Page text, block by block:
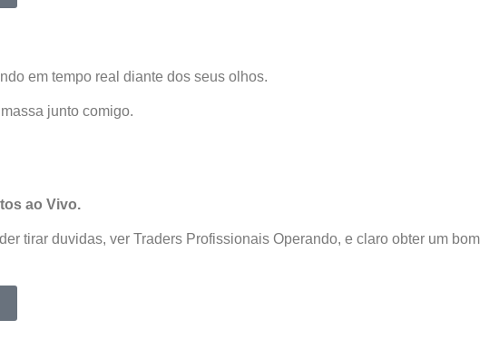
em tempo real diante dos seus olhos.
junto comigo.
ao Vivo.
tirar duvidas, ver Traders Profissionais Operando, e claro obter um bom